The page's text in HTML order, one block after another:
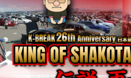
ショート動画
新規会員登録
ログイン